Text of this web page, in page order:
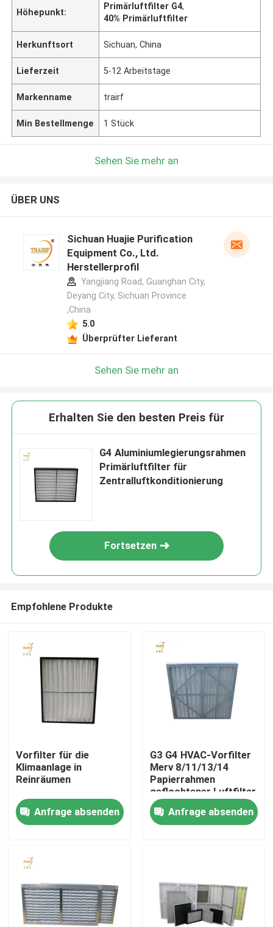
Produkte
Videos
Höhepunkt:
Primärluftfilter G4,
40% Primärluftfilter
Herkunftsort Sichuan, China
Lieferzeit 5-12 Arbeitstage
Markenname trairf
Min Bestellmenge 1 Stück
Sehen Sie mehr an
ÜBER UNS
Sichuan Huajie Purification
Equipment Co., Ltd.
Herstellerprofil
Yangjiang Road, Guanghan City,
Deyang City, Sichuan Province
,China
5.0
Überprüfter Lieferant
Sehen Sie mehr an
Erhalten Sie den besten Preis für
G4 Aluminiumlegierungsrahmen
Primärluftfilter für
Zentralluftkonditionierung
Fortsetzen
Empfohlene Produkte
Vorfilter für die
Klimaanlage in
Reinräumen
Anfrage absenden
G3 G4 HVAC-Vorfilter
Merv 8/11/13/14
Papierrahmen
geflochtener Luftfilter
für Klimaanlagen
Anfrage absenden